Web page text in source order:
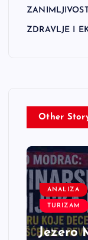
ZDRAVLJE I
Other
ANALIZA
TURIZAM
Jezero